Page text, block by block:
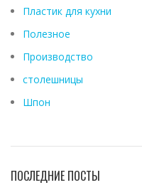
Пластик для кухни
Полезное
Производство
столешницы
Шпон
ПОСЛЕДНИЕ ПОСТЫ